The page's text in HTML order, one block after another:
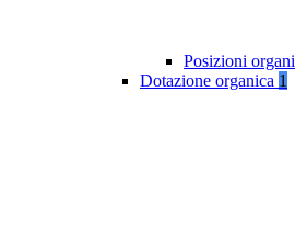
Posizioni
Dotazione organica 1